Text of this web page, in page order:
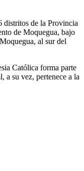
distritos de la Provincia
de Moquegua, bajo
al sur del
Católica forma parte
a su vez, pertenece a la